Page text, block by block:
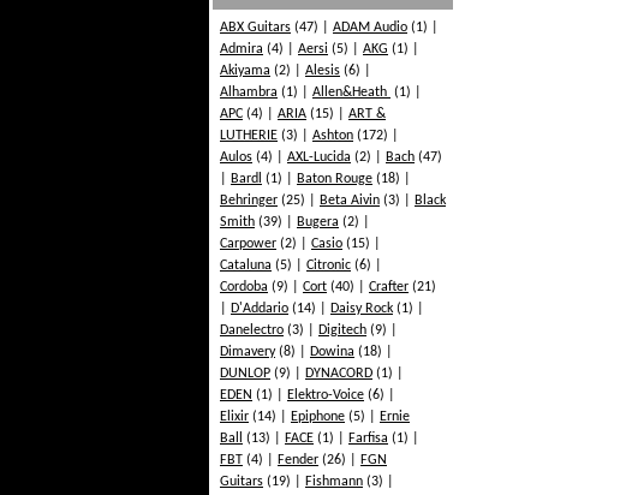
ABX Guitars (47) ADAM Audio (1)
Admira (4) Aersi (5) AKG (1)
Akiyama (2) Alesis (6)
Alhambra (1) Allen&Heath (1)
APC (4) ARIA (15)
ART &
LUTHERIE (3) Ashton (172)
Aulos (4) AXL-Lucida (2) Bach (47)
Bardl (1) Baton Rouge (18)
Behringer (25) Beta Aivin (3)
Black
Smith (39) Bugera (2)
Carpower (2) Casio (15)
Cataluna (5) Citronic (6)
Cordoba (9) Cort (40) Crafter (21)
D'Addario (14) Daisy Rock (1)
Danelectro (3) Digitech (9)
Dimavery(8) Dowina (18)
DUNLOP (9) DYNACORD (1)
EDEN (1) Elektro-Voice (6)
Elixir (14) Epiphone (5)
Ernie
Ball
(13) FACE (1) Farfisa (1)
FBT (4) Fender (26)
FGN
Guitars (19) Fishmann (3)